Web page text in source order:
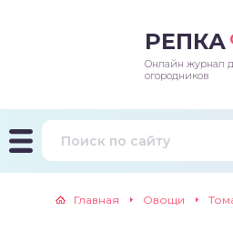
РЕПКА
Онлайн журнал
огородников
Главная Овощи
и подкормки